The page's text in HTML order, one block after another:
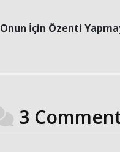
Onun İçin Özenti
3